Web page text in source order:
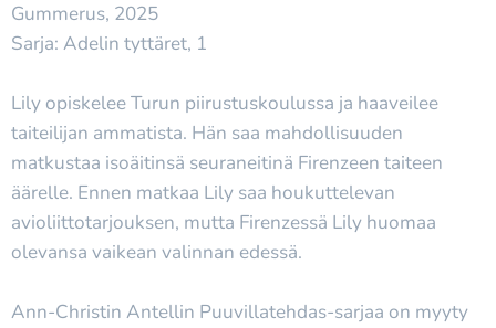
Gummerus, 2025
Sarja: Adelin tyttäret, 1
Lily opiskelee Turun piirustuskoulussa ja haaveilee
taiteilijan ammatista. Hän saa mahdollisuuden
matkustaa isoäitinsä seuraneitinä Firenzeen taiteen
äärelle. Ennen matkaa Lily saa houkuttelevan
avioliittotarjouksen, mutta Firenzessä Lily huomaa
olevansa vaikean valinnan edessä.
Ann-Christin Antellin Puuvillatehdas-sarjaa on myyty